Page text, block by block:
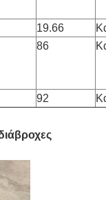
19.66
86
92